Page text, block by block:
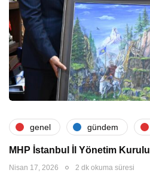
genel gündem
MHP İstanbul İl Yönetim Kurulu
Nisan 17, 2026 2 dk okuma süresi